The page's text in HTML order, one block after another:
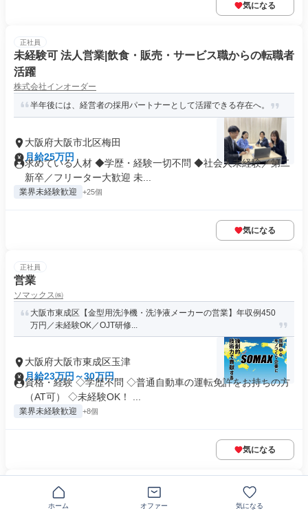
気になる
正社員
未経験可 法人営業|飲食・販売・サービス職からの転職者
活躍
株式会社インオーダー
半年後には、経営者の採用パートナーとして活躍できる存在へ。
大阪府大阪市北区梅田
月給25万円
求めている人材 ◆学歴・経験一切不問 ◆社会人未経験／第二
新卒／フリーター大歓迎 未...
業界未経験歓迎 +25個
気になる
正社員
営業
ソマックス㈱
大阪市東成区【金型用洗浄機・洗浄液メーカーの営業】年収例450
万円／未経験OK／OJT研修...
大阪府大阪市東成区玉津
月給23万円～30万円
資格・経験 ◇学歴不問 ◇普通自動車の運転免許をお持ちの方
（AT可） ◇未経験OK！ ...
業界未経験歓迎 +8個
気になる
食品業界を支えるルート営業
ホーム オファー 気になる